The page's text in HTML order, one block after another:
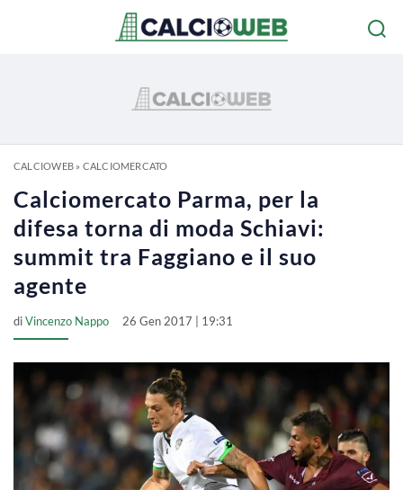
CALCIOWEB» CALCIOMERCATO
Calciomercato Parma, per la
difesa torna di moda Schiavi:
summit tra Faggiano e il suo
agente
diVincenzo Nappo 26 Gen 2017 | 19:31